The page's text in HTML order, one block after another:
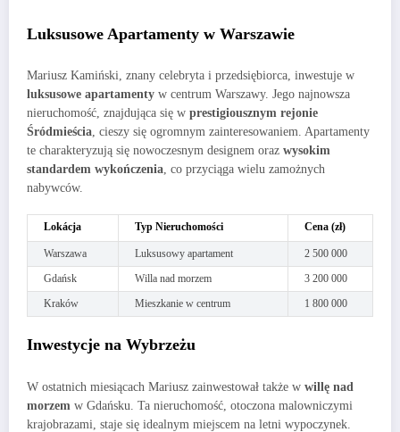
Luksusowe Apartamenty w Warszawie
Mariusz Kamiński, znany celebryta i przedsiębiorca, inwestuje w
luksusowe apartamenty w centrum Warszawy. Jego najnowsza
nieruchomość, znajdująca się w prestigiousznym rejonie
Śródmieścia, cieszy się ogromnym zainteresowaniem. Apartamenty
te charakteryzują się nowoczesnym designem oraz wysokim
standardem wykończenia, co przyciąga wielu zamożnych
nabywców.
Lokácja Typ Nieruchomości Cena (zł)
Warszawa Luksusowy apartament
2 500 000
Gdańsk
Willa nad morzem
3 200 000
Kraków
Mieszkanie w centrum 1 800 000
Inwestycje na Wybrzeżu
W ostatnich miesiącach Mariusz zainwestował także w willę nad
morzem w Gdańsku. Ta nieruchomość, otoczona malowniczymi
krajobrazami, staje się idealnym miejscem na letni wypoczynek.